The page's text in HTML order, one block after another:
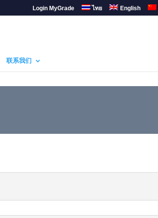
Login MyGrade ไทย English
联系我们